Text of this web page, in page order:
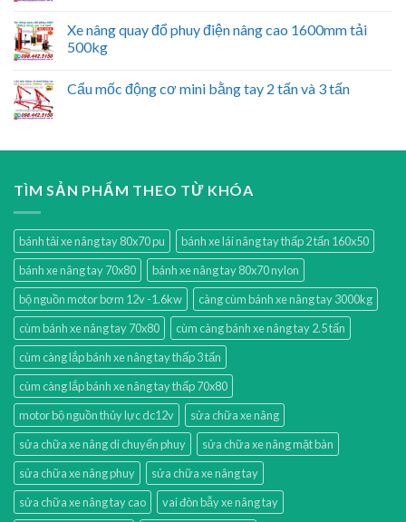
Xe nâng quay đổ phuy điện nâng cao 1600mm tải
500kg
Cẩu mốc động cơ mini bằng tay 2 tấn và 3 tấn
TÌM SẢN PHẨM THEO TỪ KHÓA
bánh tải xe nâng tay 80x70 pu
bánh xe lái nâng tay thấp 2 tấn 160x50
bánh xe nâng tay 70x80
bánh xe nâng tay 80x70 nylon
bộ nguồn motor bơm 12v -1.6kw
càng cùm bánh xe nâng tay 3000kg
cùm bánh xe nâng tay 70x80
cùm càng bánh xe nâng tay 2.5 tấn
cùm càng lắp bánh xe nâng tay thấp 3 tấn
cùm càng lắp bánh xe nâng tay thấp 70x80
motor bộ nguồn thủy lực dc12v
sửa chữa xe nâng
sửa chữa xe nâng di chuyển phuy
sửa chữa xe nâng mặt bàn
sửa chữa xe nâng phuy
sửa chữa xe nâng tay
sửa chữa xe nâng tay cao
vai đòn bẫy xe nâng tay